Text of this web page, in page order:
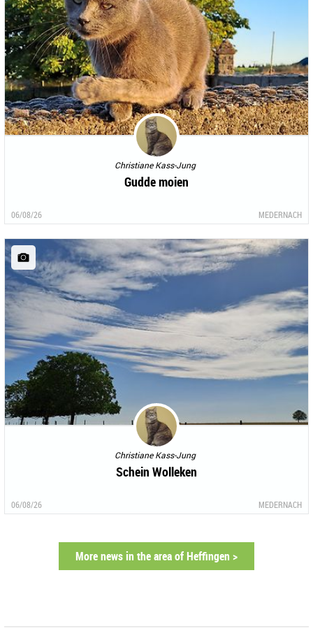
Christiane Kass-Jung
Gudde moien
06/08/26 MEDERNACH
Christiane Kass-Jung
Schein Wolleken
06/08/26 MEDERNACH
More news in the area of Heffingen >